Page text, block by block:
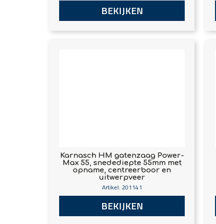
BEKIJKEN
Karnasch HM gatenzaag Power-
Max 55, snedediepte 55mm met
opname, centreerboor en
uitwerpveer
Artikel: 201141
BEKIJKEN